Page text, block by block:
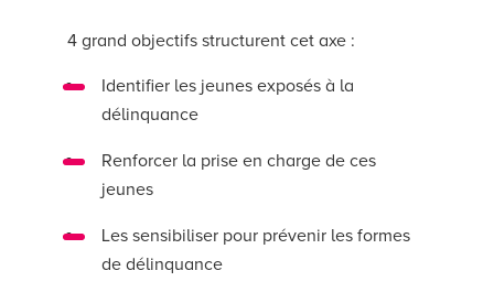
4 grand objectifs structurent cet axe :
Identifier les jeunes exposés à la
délinquance
Renforcer la prise en charge de ces
jeunes
Les sensibiliser pour prévenir les formes
de délinquance